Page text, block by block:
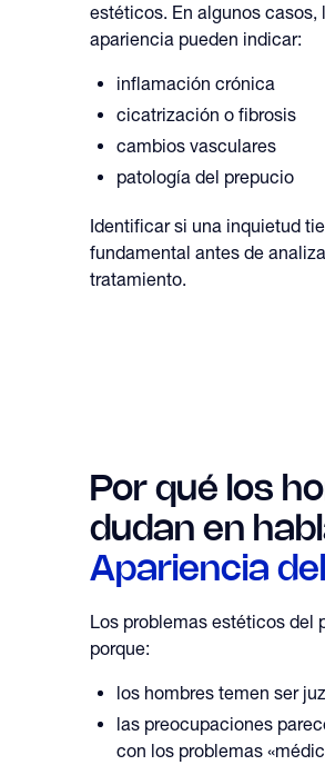
estéticos. En algunos casos,
apariencia pueden indicar:
inflamación crónica
cicatrización o fibrosis
cambios vasculares
patología del prepucio
Identificar si una inquietud
fundamental antes de
tratamiento.
Por qué los
dudan en
Apariencia
Los problemas estéticos del
porque:
los hombres temen ser
las preocupaciones
con los problemas